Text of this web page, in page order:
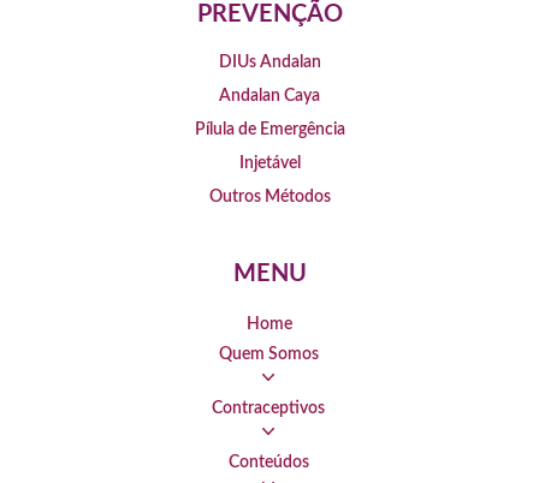
PREVENÇÃO
DIUs Andalan
Andalan Caya
Pílula de Emergência
Injetável
Outros Métodos
MENU
Home
Quem Somos
Contraceptivos
Conteúdos